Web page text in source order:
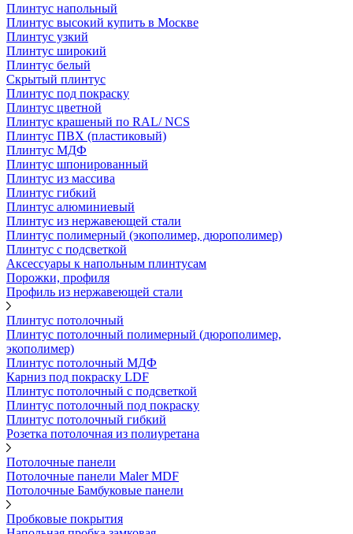
Плинтус напольный
Плинтус высокий купить в Москве
Плинтус узкий
Плинтус широкий
Плинтус белый
Скрытый плинтус
Плинтус под покраску
Плинтус цветной
Плинтус крашеный по RAL/ NCS
Плинтус ПВХ (пластиковый)
Плинтус МДФ
Плинтус шпонированный
Плинтус из массива
Плинтус гибкий
Плинтус алюминиевый
Плинтус из нержавеющей стали
Плинтус полимерный (экополимер, дюрополимер)
Плинтус с подсветкой
Аксессуары к напольным плинтусам
Порожки, профиля
Профиль из нержавеющей стали
Плинтус потолочный
Плинтус потолочный полимерный (дюрополимер,
экополимер)
Плинтус потолочный МДФ
Карниз под покраску LDF
Плинтус потолочный с подсветкой
Плинтус потолочный под покраску
Плинтус потолочный гибкий
Розетка потолочная из полиуретана
Потолочные панели
Потолочные панели Maler MDF
Потолочные Бамбуковые панели
Пробковые покрытия